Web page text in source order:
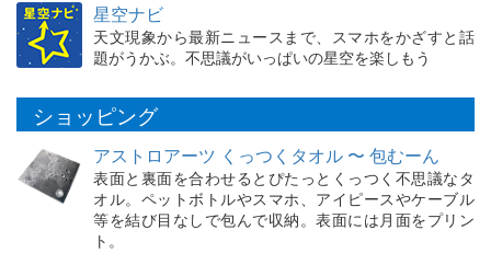
星空ナビ
天文現象から最新ニュースまで、スマホをかざすと話
題がうかぶ。不思議がいっぱいの星空を楽しもう
ショッピング
アストロアーツ くっつくタオル 〜 包むーん
表面と裏面を合わせるとぴたっとくっつく不思議なタ
オル。ペットボトルやスマホ、アイピースやケーブル
等を結び目なしで包んで収納。表面には月面をプリン
ト。